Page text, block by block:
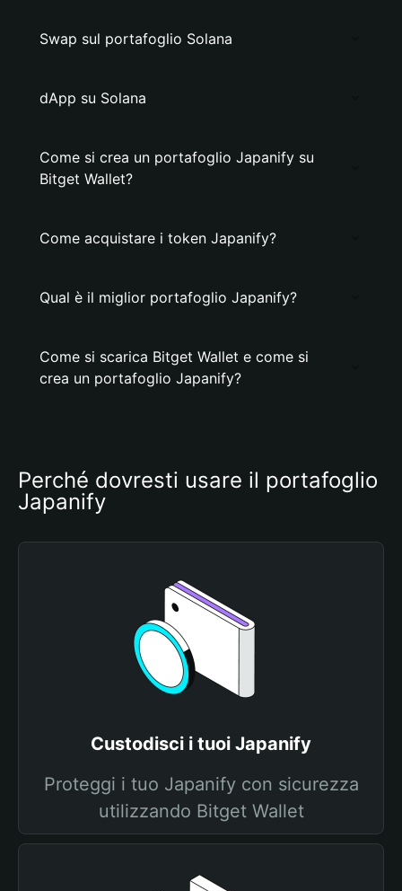
Swap sul portafoglio Solana
dApp su Solana
Come si crea un portafoglio Japanify su
Bitget Wallet?
Come acquistare i token Japanify?
Qual è il miglior portafoglio Japanify?
Come si scarica Bitget Wallet e come si
crea un portafoglio Japanify?
Perché dovresti usare il portafoglio
Japanify
Custodisci i tuoi Japanify
Proteggi i tuo Japanify con sicurezza
utilizzando Bitget Wallet